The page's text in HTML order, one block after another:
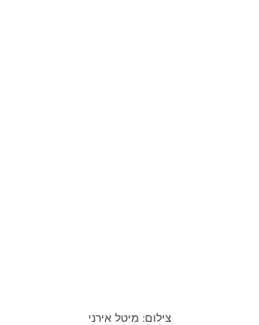
צילום: מיטל אירני